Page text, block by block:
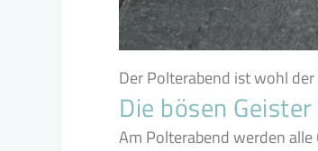
Der Polterabend ist wohl
Die bösen
Am Polterabend werden alle